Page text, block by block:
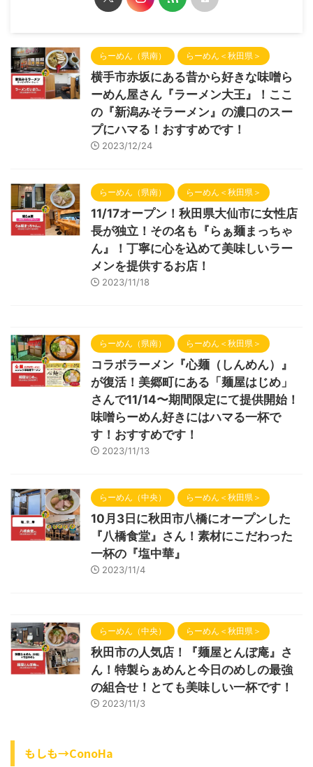
らーめん（県南） らーめん＜秋田県＞
横手市赤坂にある昔から好きな味噌ら
ーめん屋さん『ラーメン大王』！ここ
の『新潟みそラーメン』の濃口のスー
プにハマる！おすすめです！
2023/12/24
らーめん（県南） らーめん＜秋田県＞
11/17オープン！秋田県大仙市に女性店
長が独立！その名も『らぁ麺まっちゃ
ん』！丁寧に心を込めて美味しいラー
メンを提供するお店！
2023/11/18
らーめん（県南） らーめん＜秋田県＞
コラボラーメン『心麺（しんめん）』
が復活！美郷町にある「麺屋はじめ」
さんで11/14〜期間限定にて提供開始！
味噌らーめん好きにはハマる一杯で
す！おすすめです！
2023/11/13
らーめん（中央） らーめん＜秋田県＞
10月3日に秋田市八橋にオープンした
『八橋食堂』さん！素材にこだわった
一杯の『塩中華』
2023/11/4
らーめん（中央） らーめん＜秋田県＞
秋田市の人気店！『麺屋とんぼ庵』さ
ん！特製らぁめんと今日のめしの最強
の組合せ！とても美味しい一杯です！
2023/11/3
もしも→ConoHa